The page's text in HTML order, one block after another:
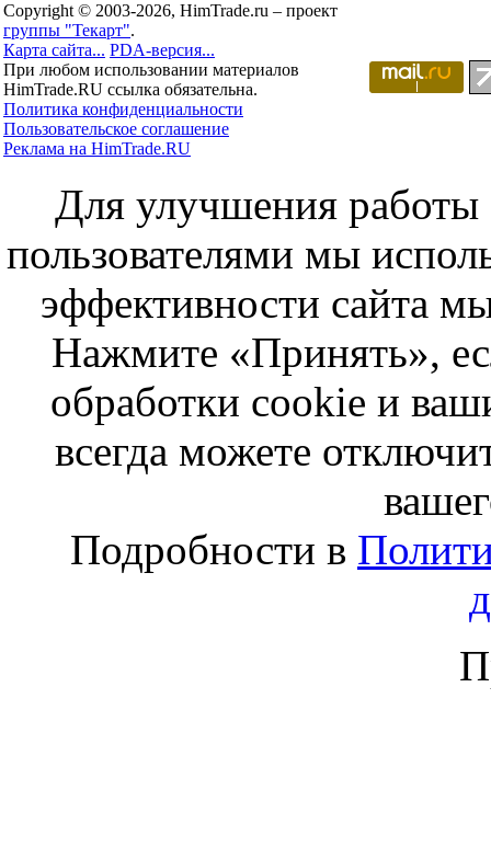
Copyright © 2003-2026, HimTrade.ru – проект
группы "Текарт".
Карта сайта... PDA-версия...
При любом использовании материалов
HimTrade.RU ссылка обязательна.
Политика конфиденциальности
Пользовательское соглашение
Реклама на HimTrade.RU
Для улучшения работы
пользователями мы
эффективности сайта
Нажмите «Принять»,
обработки cookie и
всегда можете
Подробности в